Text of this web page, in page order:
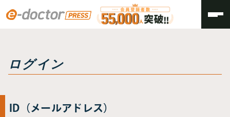
トップ
ログイン
ID（メールアドレス）